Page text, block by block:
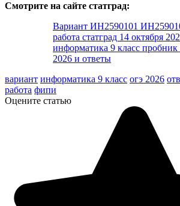
Смотрите на сайте статград:
Вариант ИН2590101
работа статград 14 октября
информатика 9 класс
2026 и ответы
вариант информатика 9 класс огэ 2026
работа фипи
Оцените статью